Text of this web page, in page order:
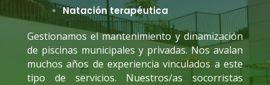
Natación terapéutica
Gestionamos el mantenimiento y dinamización
de piscinas municipales y privadas. Nos avalan
muchos años de experiencia vinculados a este
tipo de servicios. Nuestros/as socorristas